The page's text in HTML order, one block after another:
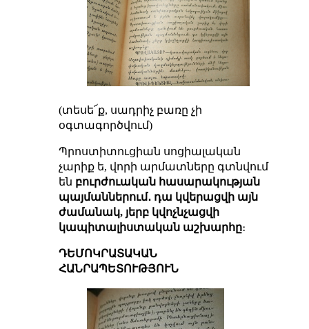
(տեսե՜ք, սադրիչ բառը չի
օգտագործվում)
Պրոստիտուցիան սոցիալական
չարիք ե, վորի արմատները գտնվում
են բուրժուական հասարակության
պայմաններում․ դա կվերացվի այն
ժամանակ, յերբ կվոչնչացվի
կապիտալիստական աշխարհը։
ԴԵՄՈԿՐԱՏԱԿԱՆ
ՀԱՆՐԱՊԵՏՈՒԹՅՈՒՆ